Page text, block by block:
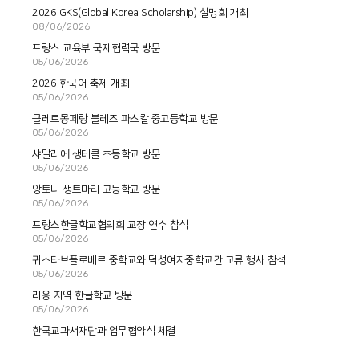
2026 GKS(Global Korea Scholarship) 설명회 개최
08/06/2026
프랑스 교육부 국제협력국 방문
05/06/2026
2026 한국어 축제 개최
05/06/2026
클레르몽페랑 블레즈 파스칼 중고등학교 방문
05/06/2026
샤말리에 생테클 초등학교 방문
05/06/2026
앙토니 생트마리 고등학교 방문
05/06/2026
프랑스한글학교협의회 교장 연수 참석
05/06/2026
귀스타브플로베르 중학교와 덕성여자중학교간 교류 행사 참석
05/06/2026
리옹 지역 한글학교 방문
05/06/2026
한국교과서재단과 업무협약식 체결